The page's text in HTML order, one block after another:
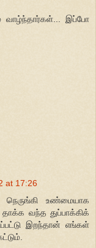
வாழ்ந்தார்கள்... இப்போ
at 17:26
உண்மையாக
வந்த துப்பாக்கிக்
இறந்தான் எங்கள்